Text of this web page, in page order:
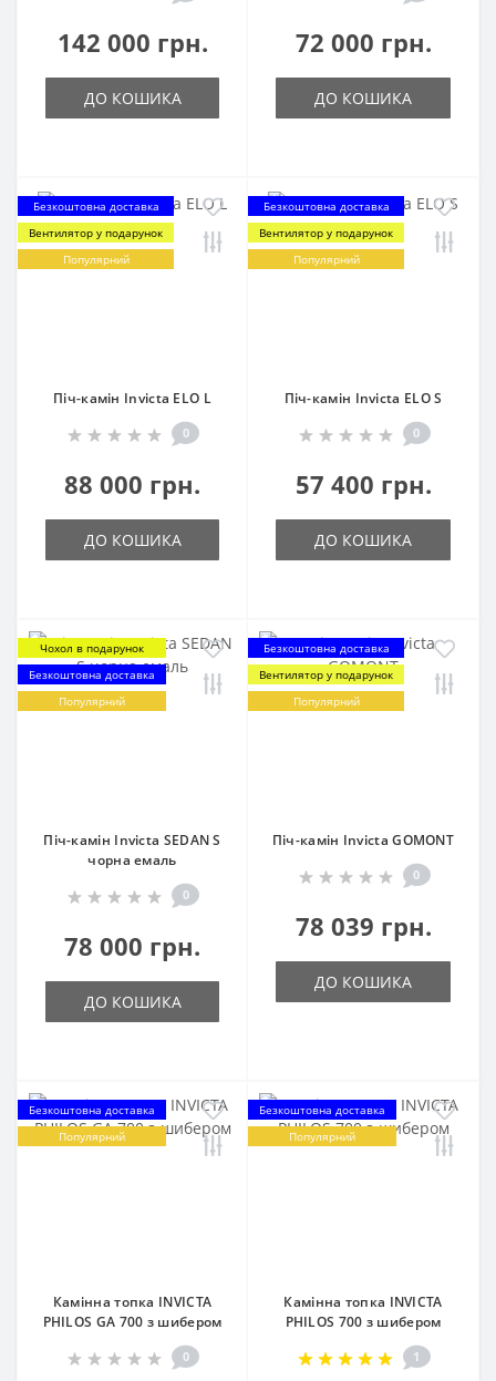
142 000 грн.
ДО КОШИКА
72 000 грн.
ДО КОШИКА
Безкоштовна доставка
Вентилятор у подарунок
Популярний
Піч-камін Invicta ELO L
0
88 000 грн.
ДО КОШИКА
Безкоштовна доставка
Вентилятор у подарунок
Популярний
Піч-камін Invicta ELO S
0
57 400 грн.
ДО КОШИКА
Чохол в подарунок
Безкоштовна доставка
Популярний
Піч-камін Invicta SEDAN S
чорна емаль
0
78 000 грн.
ДО КОШИКА
Безкоштовна доставка
Вентилятор у подарунок
Популярний
Піч-камін Invicta GOMONT
0
78 039 грн.
ДО КОШИКА
Безкоштовна доставка
Популярний
Камінна топка INVICTA
PHILOS GA 700 з шибером
0
Безкоштовна доставка
Популярний
Камінна топка INVICTA
PHILOS 700 з шибером
1